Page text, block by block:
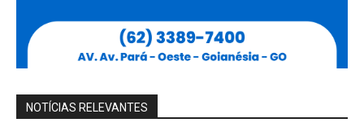
NOTÍCIAS RELEVANTES